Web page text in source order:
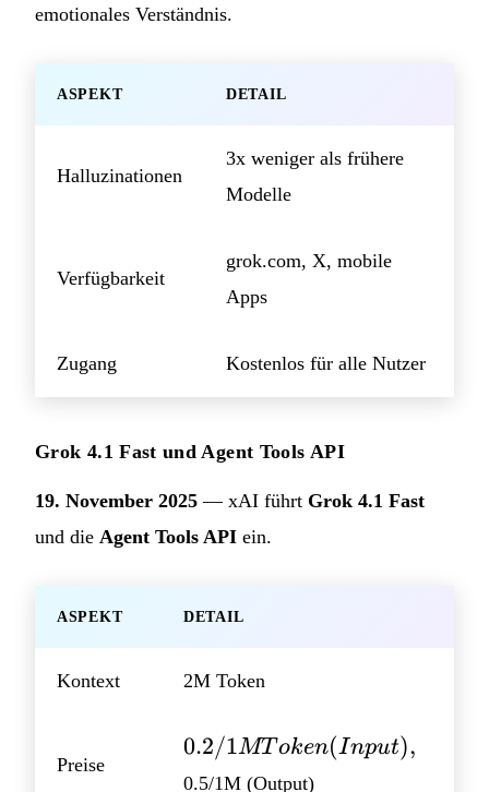
emotionales Verständnis.
ASPEKT DETAIL
Halluzinationen
3x weniger als frühere
Modelle
Verfügbarkeit
grok.com, X, mobile
Apps
Zugang Kostenlos für alle Nutzer
Grok 4.1 Fast und Agent Tools API
19. November 2025 — xAI führt Grok 4.1 Fast
und die Agent Tools API ein.
ASPEKT DETAIL
Kontext 2M Token
Preise
0.2/1M
Token
0.2/1MT oken(Input),
0.5/1M (Output)